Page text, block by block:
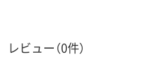
レビュー（0件）